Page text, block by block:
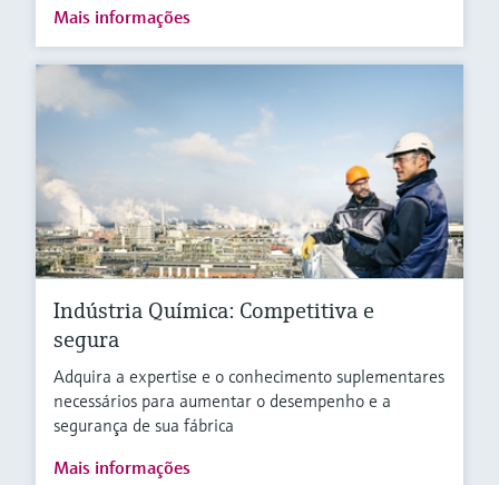
Mais informações
Indústria Química: Competitiva e
segura
Adquira a expertise e o conhecimento suplementares
necessários para aumentar o desempenho e a
segurança de sua fábrica
Mais informações